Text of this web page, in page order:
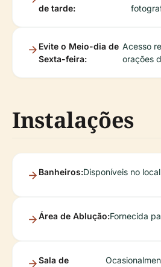
de tarde:
Evite o Meio-dia de
Sexta-feira:
Acesso
orações
Instalações
Banheiros:Disponíveis no
Área de Ablução:Fornecida
Sala de